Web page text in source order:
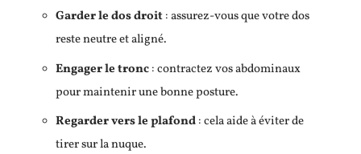
Garder le dos droit: assurez-vous que votre dos
reste neutre et aligné.
Engager le tronc: contractez vos abdominaux
pour maintenir une bonne posture.
Regarder vers le plafond: cela aide à éviter de
tirer sur la nuque.